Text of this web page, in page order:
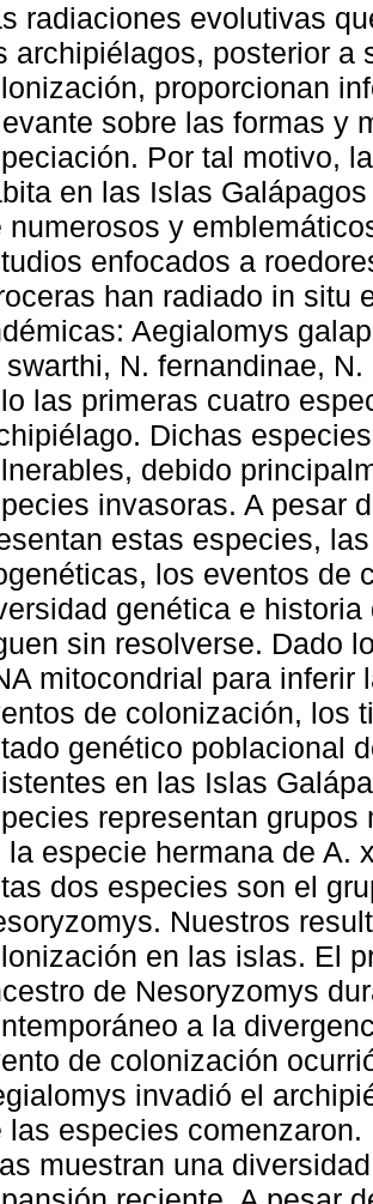
radiaciones evolutivas
archipiélagos, posterior a
proporcionan
sobre las formas y
Por tal motivo,
en las Islas
numerosos y
enfocados a
han radiado in situ
Aegialomys
swarthi, N. fernandinae,
las primeras cuatro
Dichas
debido
invasoras. A pesar
estas especies,
los eventos de
genética e
sin resolverse. Dado
mitocondrial para
de colonización, los
genético poblacional
en las Islas
representan
la especie hermana de A.
dos especies son el
Nuestros
en las islas. El
de Nesoryzomys
a la
de colonización
invadió el
las especies
muestran una